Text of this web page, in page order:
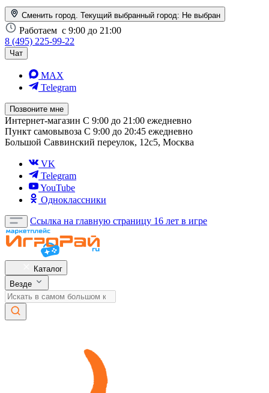
Сменить город. Текущий выбранный город: Не выбран
Работаем с 9:00 до 21:00
8 (495) 225-99-22
Чат
MAX
Telegram
Позвоните мне
Интернет-магазин С 9:00 до 21:00 ежедневно
Пункт самовывоза С 9:00 до 20:45 ежедневно
Большой Саввинский переулок, 12с5, Москва
VK
Telegram
YouTube
Одноклассники
Ссылка на главную страницу 16 лет в игре
Каталог
Везде